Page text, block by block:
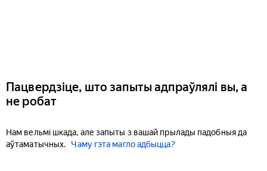
Пацвердзіце, што запыты адпраўлялі вы, а
не робат
Нам вельмі шкада, але запыты з вашай прылады падобныя да
аўтаматычных.
Чаму гэта магло адбыцца?